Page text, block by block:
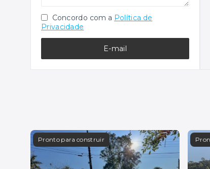
Concordo com a Política de
Privacidade
E-mail
Pronto para construir